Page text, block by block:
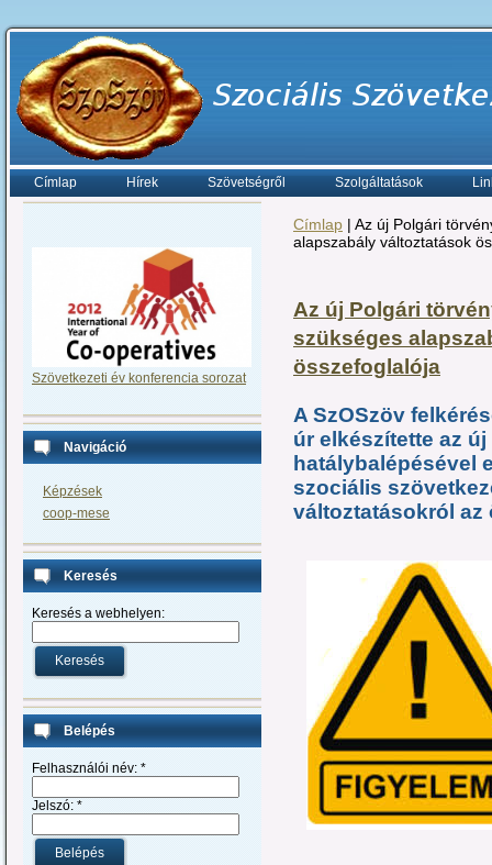
Címlap Hírek Szövetségről Szolgáltatások
Szövetkezeti év konferencia sorozat
Navigáció
Képzések
coop-mese
Keresés
Keresés a webhelyen:
Belépés
Felhasználói név: *
Jelszó: *
Címlap | Az új Polgári
alapszabály változtatások
Az új Polgári
szükséges
összefoglalója
A SzOSzöv
úr elkészítette az
hatálybalépésével
szociális
változtatásokról az